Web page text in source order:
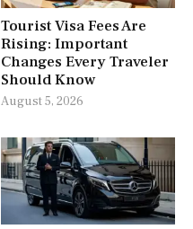
Tourist Visa Fees Are
Rising: Important
Changes Every Traveler
Should Know
August 5, 2026